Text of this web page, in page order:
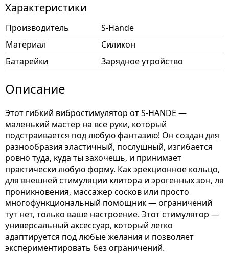
Характеристики
Производитель
S-Hande
Материал
Силикон
Батарейки
Зарядное утройство
Описание
Этот гибкий вибростимулятор от S-HANDE —
маленький мастер на все руки, который
подстраивается под любую фантазию! Он создан для
разнообразия эластичный, послушный, изгибается
ровно туда, куда ты захочешь, и принимает
практически любую форму. Как эрекционное кольцо,
для внешней стимуляции клитора и эрогенных зон, ля
проникновения, массажер сосков или просто
многофункциональный помощник — ограничений
тут нет, только ваше настроение. Этот стимулятор —
универсальный аксессуар, который легко
адаптируется под любые желания и позволяет
экспериментировать без ограничений.